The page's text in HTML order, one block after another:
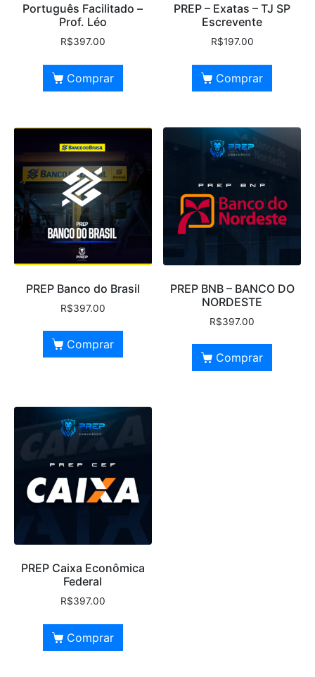
Português Facilitado –
Prof. Léo
R$397.00
Comprar
PREP – Exatas – TJ SP
Escrevente
R$197.00
Comprar
PREP Banco do Brasil
R$397.00
Comprar
PREP BNB – BANCO DO
NORDESTE
R$397.00
Comprar
PREP Caixa Econômica
Federal
R$397.00
Comprar